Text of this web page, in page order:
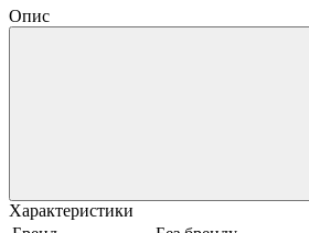
Опис
Характеристики